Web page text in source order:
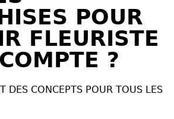
POUR
FLEURISTE
?
DES CONCEPTS POUR TOUS LES